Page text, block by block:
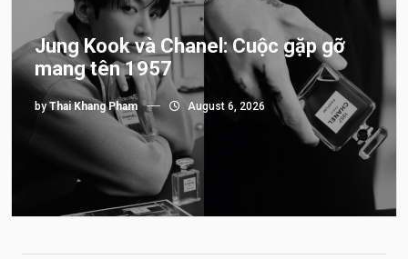
Jung Kook và Chanel: Cuộc gặp gỡ
mang tên 1957
byThai Khang Pham August 6, 2026